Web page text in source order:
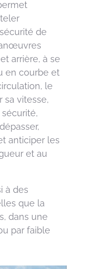
de
arrière, à se
en courbe et
le
sa vitesse,
anticiper les
et au
à des
que la
dans une
par faible